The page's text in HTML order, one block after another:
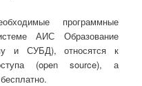
программные
АИС Образование
и СУБД), относятся к
(open source), а